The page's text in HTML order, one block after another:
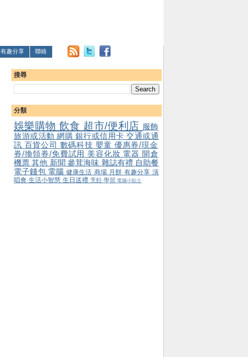
有趣分享 聯絡
搜尋
分類
娛樂購物 飲食 超市/便利店 服飾
旅游或活動 網購 銀行或信用卡 交通或通
訊 百貨公司 數碼科技 嬰童 優惠券/現金
券/換領券/免費試用 美容化妝 電器 開倉
機票其他 新聞參茸海味 雜誌有禮 自助餐
電子錢包 電腦 健康生活 商場 月餅 有趣分享 演
唱會 生活小智慧 生日送禮 烹飪 學習 電腦小貼士